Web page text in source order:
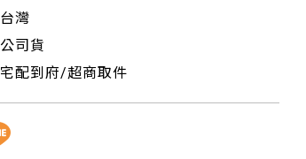
台灣
公司貨
宅配到府/超商取件